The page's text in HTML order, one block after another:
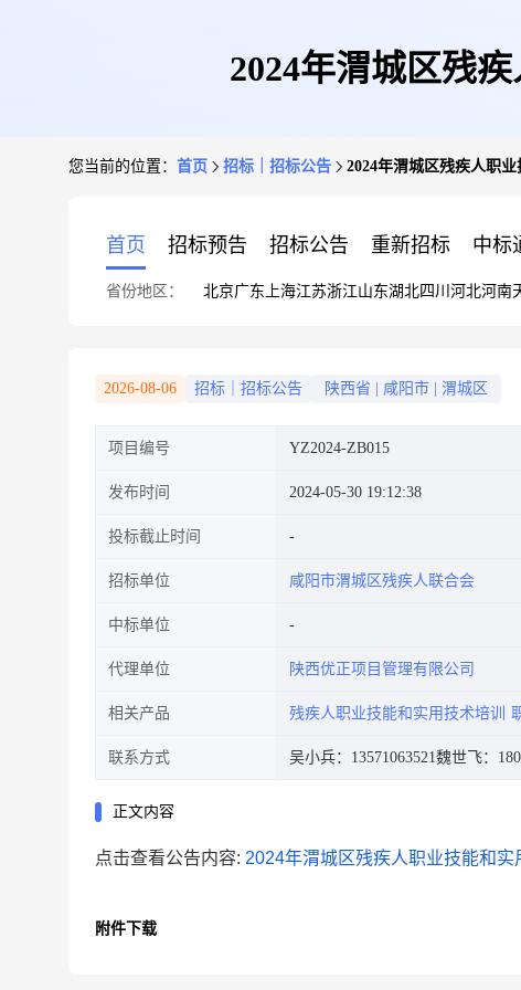
2024年渭城区残
您当前的位置： 首页 招标｜招标公告 2024年渭城区残疾人职
首页 招标预告 招标公告 重新招标 中标
省份地区： 北京广东 上海江苏浙江山东湖北四川 河北河南
2026-08-06 招标｜招标公告 陕西省 咸阳市 渭城区
项目编号 YZ2024-ZB015
发布时间 2024-05-30 19:12:38
投标截止时间
招标单位 咸阳市渭城区残疾人联合会
中标单位
代理单位 陕西优正项目管理有限公司
相关产品 残疾人职业技能和实用技术培训
联系方式 吴小兵：13571063521魏世飞：
正文内容
点击查看公告内容: 2024年渭城区残疾人职业技能和
附件下载